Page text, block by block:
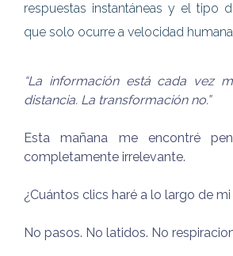
respuestas instantáneas y el tipo
que solo ocurre a velocidad
“La información está cada vez
distancia. La transformación no.”
Esta mañana me encontré
completamente irrelevante.
¿Cuántos clics haré a lo largo de
No pasos. No latidos. No